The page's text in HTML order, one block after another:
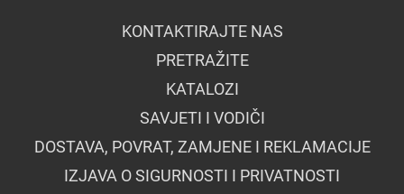
KONTAKTIRAJTE NAS
PRETRAŽITE
KATALOZI
SAVJETI I VODIČI
DOSTAVA, POVRAT, ZAMJENE I REKLAMACIJE
IZJAVA O SIGURNOSTI I PRIVATNOSTI